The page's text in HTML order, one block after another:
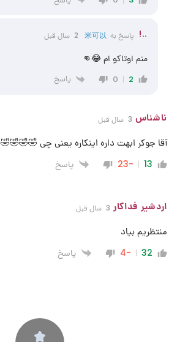
..! پاسخ به 米可以 2 سال قبل
منم اوتاکو ام 😂👊
2
0 پاسخ
ناشناس 3 سال قبل
آقا جوکر ابهت داره اینکاره یعنی چی 🤣🤣🤣🤣
13
-23 پاسخ
اردشیر فداکار 3 سال قبل
منتظریم بیاد
32
-4 پاسخ